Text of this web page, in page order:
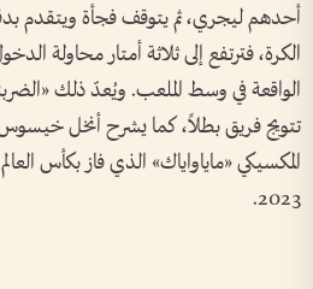
أحدهم ليجري، ثم يتوقف فجأة ويتقدم
الكرة، فترتفع إلى ثلاثة أمتار محاولة
الواقعة في وسط الملعب. ويُعدّ ذلك
تتويج فريق بطلاً، كما يشرح أنخل
المكسيكي «ماياواياك» الذي فاز بكأس العالم
2023.